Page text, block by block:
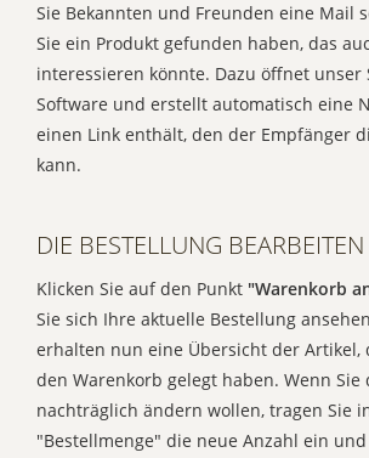
Sie Bekannten und Freunden eine Mail
Sie ein Produkt gefunden haben, das
interessieren könnte. Dazu öffnet unser
Software und erstellt automatisch eine
einen Link enthält, den der Empfänger
kann.
DIE BESTELLUNG BEARBEITEN
Klicken Sie auf den Punkt "Warenkorb
Sie sich Ihre aktuelle Bestellung
erhalten nun eine Übersicht der Artikel,
den Warenkorb gelegt haben. Wenn Sie
nachträglich ändern wollen, tragen Sie
"Bestellmenge" die neue Anzahl ein und